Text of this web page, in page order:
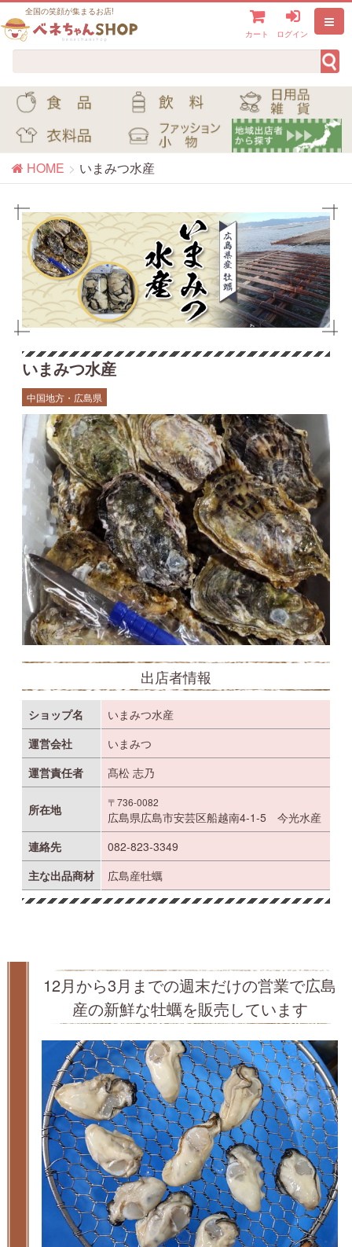
全国の笑顔が集まるお店!
カート ログイン
HOME いまみつ水産
いまみつ水産
中国地方・広島県
出店者情報
ショップ名
いまみつ水産
運営会社
いまみつ
運営責任者
髙松 志乃
所在地 〒736-0082
広島県広島市安芸区船越南4-1-5 今光水産
連絡先
082-823-3349
主な出品商材
広島産牡蠣
12月から3月までの週末だけの営業で広島
産の新鮮な牡蠣を販売しています